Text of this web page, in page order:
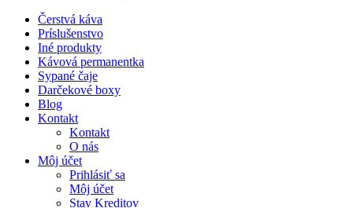
Čerstvá káva
Príslušenstvo
Iné produkty
Kávová permanentka
Sypané čaje
Darčekové boxy
Blog
Kontakt
Kontakt
O nás
Môj účet
Prihlásiť sa
Môj účet
Stav Kreditov